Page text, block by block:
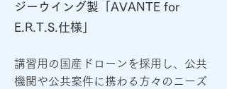
ジーウイング製「AVANTE for
E.R.T.S.仕様」
講習用の国産ドローンを採用し、公共
機関や公共案件に携わる方々のニーズ